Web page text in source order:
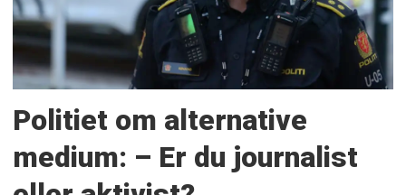
Politiet om alternative
medium: – Er du journalist